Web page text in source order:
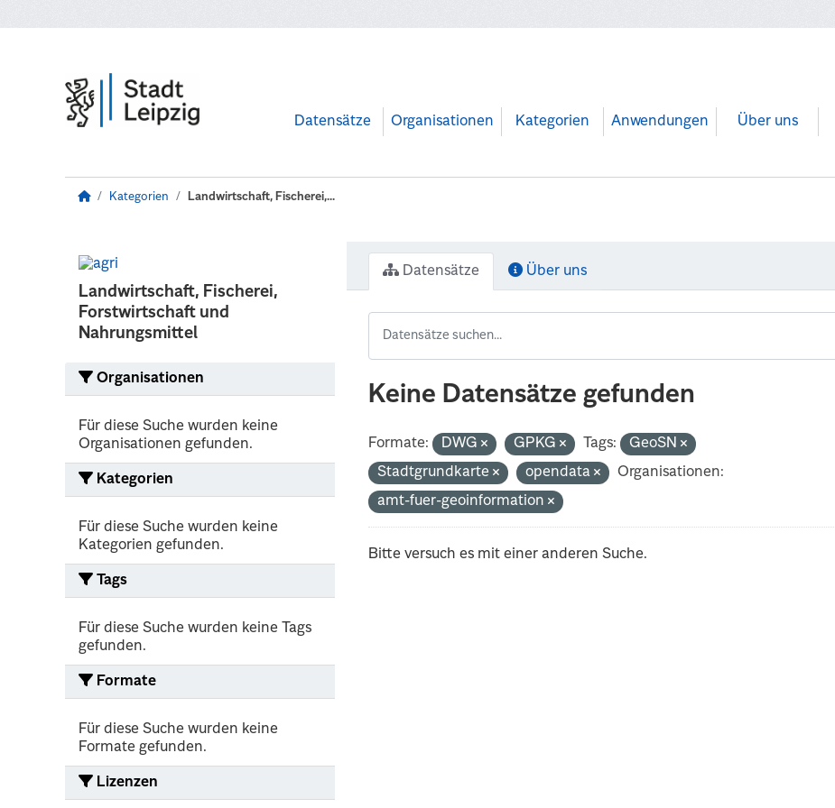
Datensätze Organisationen Kategorien Anwendungen Über uns
Kategorien Landwirtschaft, Fischerei,...
Landwirtschaft, Fischerei,
Forstwirtschaft und
Nahrungsmittel
Organisationen
Für diese Suche wurden keine
Organisationen gefunden.
Kategorien
Für diese Suche wurden keine
Kategorien gefunden.
Tags
Für diese Suche wurden keine Tags
gefunden.
Formate
Für diese Suche wurden keine
Formate gefunden.
Lizenzen
Datensätze Über uns
Keine Datensätze gefunden
Formate: DWG GPKG Tags:
GeoSN
Stadtgrundkarte
opendata
Organisationen:
amt-fuer-geoinformation
Bitte versuch es mit einer anderen Suche.